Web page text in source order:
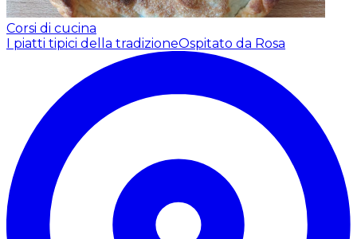
Corsi di cucina
I piatti tipici della tradizioneOspitato da Rosa